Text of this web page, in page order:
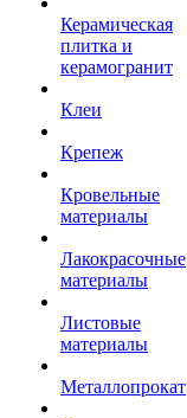
Керамическая
плитка и
керамогранит
Клеи
Крепеж
Кровельные
материалы
Лакокрасочные
материалы
Листовые
материалы
Металлопрокат